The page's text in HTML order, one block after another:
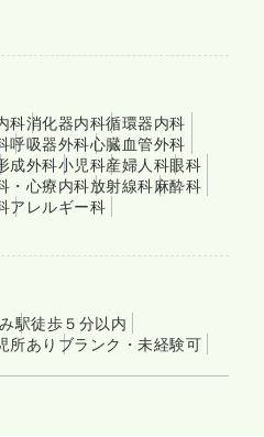
科消化器内科循環器内科
呼吸器外科心臓血管外科
成外科小児科産婦人科眼科
・心療内科放射線科麻酔科
アレルギー科
駅徒歩５分以内
所あり ブランク・未経験可